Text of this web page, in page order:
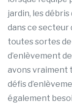
jardin, les
dans ce secteur
toutes sortes
d’enlèvement
avons vraiment
défis
également